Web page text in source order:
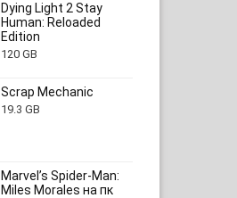
Dying Light 2 Stay
Human: Reloaded
Edition
120 GB
Scrap Mechanic
19.3 GB
Marvel’s Spider-Man:
Miles Morales на пк